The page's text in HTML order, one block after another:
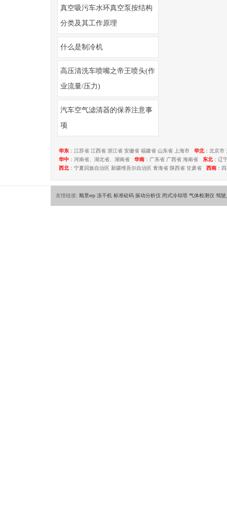
真空吸污车水环真空泵按结构
分类及其工作原理
什么是制冷机
高压清洗车喷嘴之帝王喷头(作
业流量/压力)
汽车空气滤清器的保养注意事
项
华东 ：江苏省 江西省 浙江省 安徽省 福建省 山东省 上海市 华北：北京市
华中 ：河南省、湖北省、湖南省 华南 ：广东省 广西省 海南省 东北：辽
西北：宁夏回族自治区 新疆维吾尔自治区 青海省 陕西省 甘肃省 西南 ：
友情链接: 顺景erp 冻干机 标准砝码 振动分析仪 闭式冷却塔 气体检测仪 驾驶